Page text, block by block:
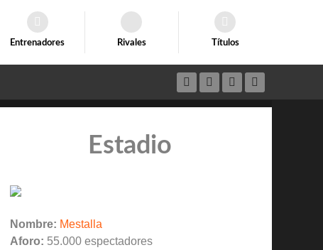
Entrenadores Rivales Títulos
Estadio
Nombre: Mestalla
Aforo: 55.000 espectadores